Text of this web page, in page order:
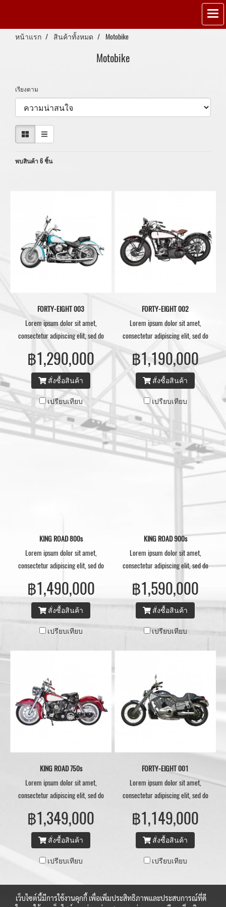
หน้าแรก สินค้าทั้งหมด Motobike
Motobike
เรียงตาม
พบสินค้า 6 ชิ้น
FORTY-EIGHT 003
Lorem ipsum dolor sit amet,
consectetur adipiscing elit, sed do
eiusmod tempor.
฿1,290,000
สั่งซื้อสินค้า
เปรียบเทียบ
FORTY-EIGHT 002
Lorem ipsum dolor sit amet,
consectetur adipiscing elit, sed do
฿1,190,000
สั่งซื้อสินค้า
เปรียบเทียบ
KING ROAD 800s
Lorem ipsum dolor sit amet,
consectetur adipiscing elit, sed do
฿1,490,000
สั่งซื้อสินค้า
เปรียบเทียบ
KING ROAD 900s
Lorem ipsum dolor sit amet,
consectetur adipiscing elit, sed do
฿1,590,000
สั่งซื้อสินค้า
เปรียบเทียบ
KING ROAD 750s
Lorem ipsum dolor sit amet,
consectetur adipiscing elit, sed do
฿1,349,000
สั่งซื้อสินค้า
เปรียบเทียบ
FORTY-EIGHT 001
Lorem ipsum dolor sit amet,
consectetur adipiscing elit, sed do
฿1,149,000
สั่งซื้อสินค้า
เปรียบเทียบ
เว็บไซต์นี้มีการใช้งานคุกกี้ เพื่อเพิ่มประสิทธิภาพและประสบการณ์ที่ดี